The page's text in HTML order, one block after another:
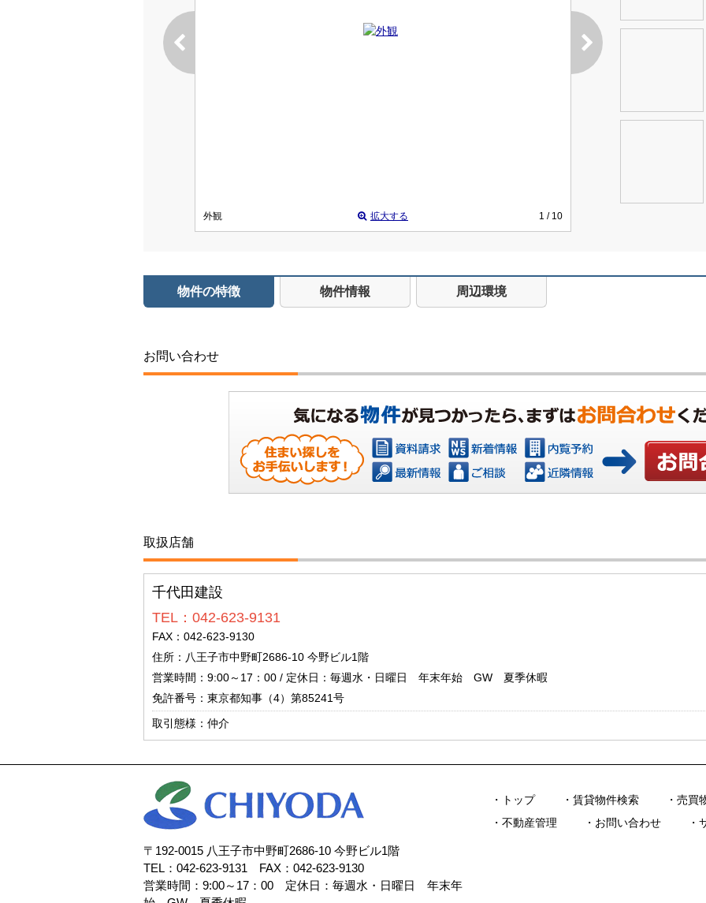
外観 拡大する 1 / 10
物件の特徴 物件情報 周辺環境
お問い合わせ
取扱店舗
千代田建設
TEL：042-623-9131
FAX：042-623-9130
住所：八王子市中野町2686-10 今野ビル1階
営業時間：9:00～17：00 / 定休日：毎週水・日曜日 年末年始 GW 夏季休暇
免許番号：東京都知事（4）第85241号
取引態様：仲介
〒192-0015 八王子市中野町2686-10 今野ビル1階
TEL：042-623-9131 FAX：042-623-9130
営業時間：9:00～17：00 定休日：毎週水・日曜日 年末年
トップ 賃貸物件検索
売買
不動産管理
お問い合わせ